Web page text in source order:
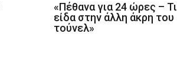
«Πέθανα για 24 ώρες – Τι
είδα στην άλλη άκρη του
τούνελ»